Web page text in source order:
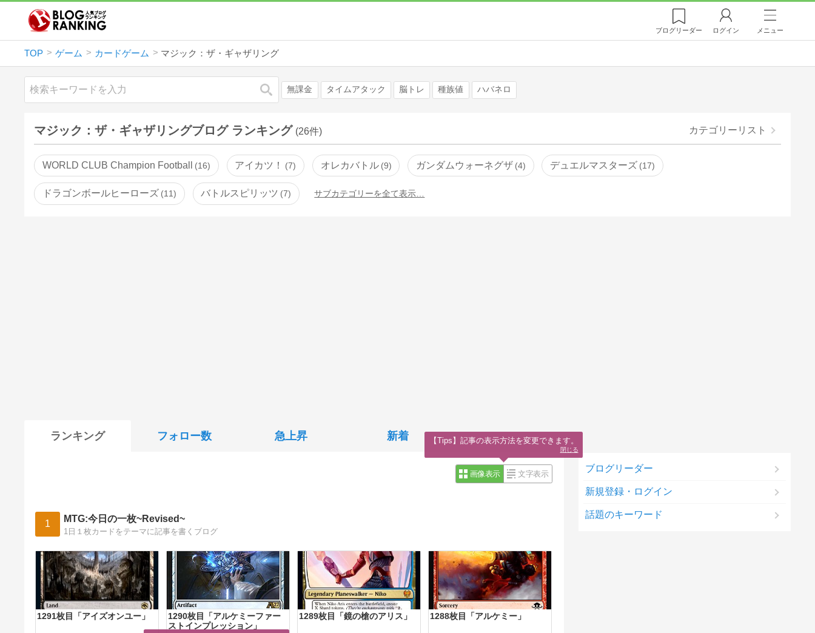
ブログリーダー ログイン メニュー
TOP ゲーム カードゲーム マジック：ザ・ギャザリング
検索 無課金 タイムアタック 脳トレ 種族値 ハバネロ
マジック：ザ・ギャザリングブログ ランキング (26件) カテゴリーリスト
WORLD CLUB Champion Football 16 アイカツ！ 7 オレカバトル 9 ガンダムウォーネグザ 4 デュエルマスターズ 17
ドラゴンボールヒーローズ 11 バトルスピリッツ 7 サブカテゴリーを全て表示…
ランキング フォロー数 急上昇 新着
画像表示 文字表示
1 MTG:今日の一枚~Revised~
1日１枚カードをテーマに記事を書くブログ
1291枚目「アイズオンユー」
1290枚目「アルケミーファー
ストインプレッション」
1289枚目「鏡の槍のアリス」 1288枚目「アルケミー」
ブログリーダー
新規登録・ログイン
話題のキーワード
【Tips】記事の表示方法を変更できます。
閉じる